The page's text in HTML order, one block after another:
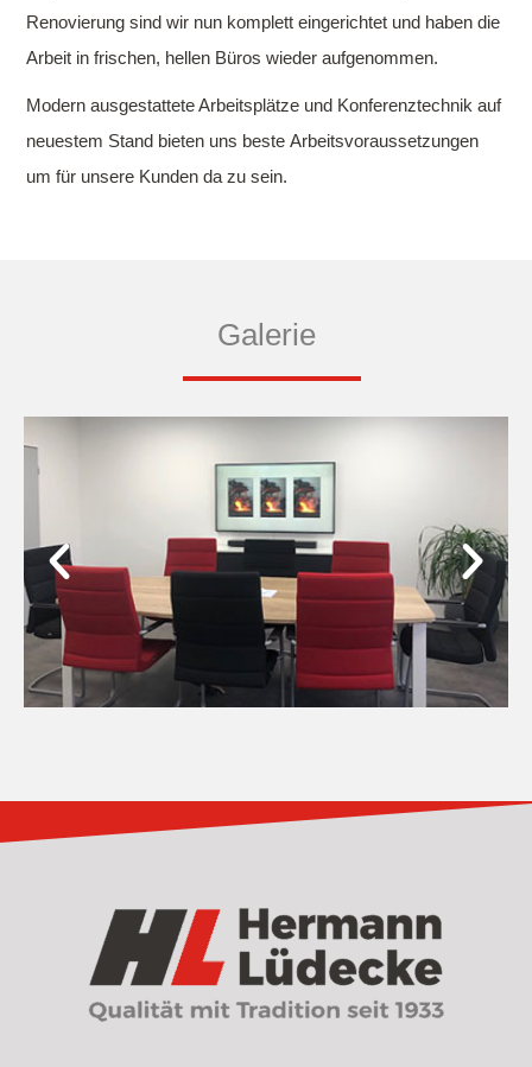
Renovierung sind wir nun komplett eingerichtet und haben die
Arbeit in frischen, hellen Büros wieder aufgenommen.
Modern ausgestattete Arbeitsplätze und Konferenztechnik auf
neuestem Stand bieten uns beste Arbeitsvoraussetzungen
um für unsere Kunden da zu sein.
Galerie